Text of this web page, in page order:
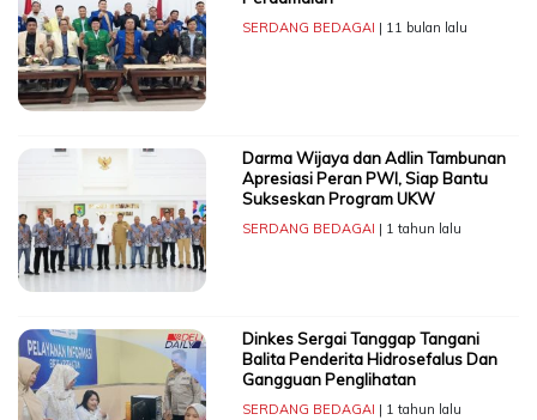
SERDANG BEDAGAI | 11 bulan lalu
Darma Wijaya dan Adlin Tambunan
Apresiasi Peran PWI, Siap Bantu
Sukseskan Program UKW
SERDANG BEDAGAI | 1 tahun lalu
Dinkes Sergai Tanggap Tangani
Balita Penderita Hidrosefalus Dan
Gangguan Penglihatan
SERDANG BEDAGAI | 1 tahun lalu